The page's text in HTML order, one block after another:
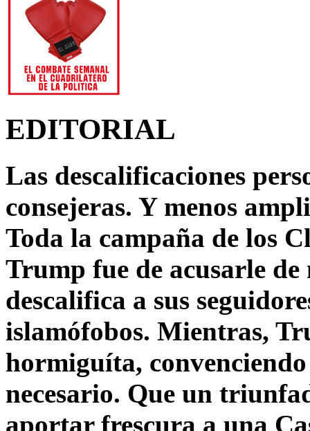
EDITORIAL
Las descalificaciones
consejeras. Y menos
Toda la campaña de los
Trump fue de acusarle
descalifica a sus
islamófobos. Mientras,
hormiguíta,
necesario. Que un
aportar frescura a una